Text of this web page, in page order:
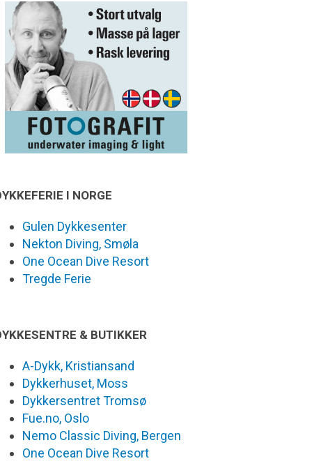
I NORGE
Gulen Dykkesenter
Nekton Diving, Smøla
One Ocean Dive Resort
Tregde Ferie
& BUTIKKER
A-Dykk, Kristiansand
Dykkerhuset, Moss
Dykkersentret Tromsø
Fue.no, Oslo
Nemo Classic Diving, Bergen
One Ocean Dive Resort